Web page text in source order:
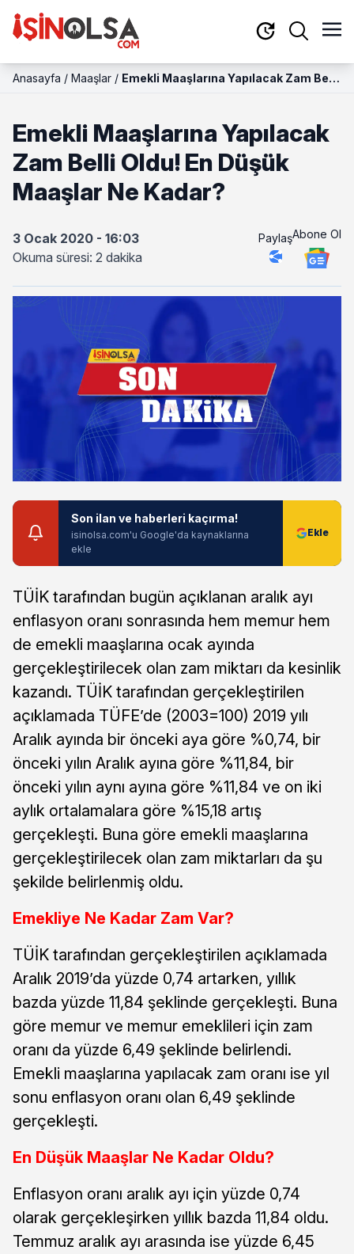
Anasayfa / Maaşlar / Emekli Maaşlarına Yapılacak Zam Belli
Emekli Maaşlarına Yapılacak
Zam Belli Oldu! En Düşük
Maaşlar Ne Kadar?
3 Ocak 2020 - 16:03
Okuma süresi: 2 dakika
PaylaşAbone Ol
Son ilan ve haberleri kaçırma!
isinolsa.com'u Google'da kaynaklarına
ekle
TÜİK tarafından bugün açıklanan aralık ayı
enflasyon oranı sonrasında hem memur hem
de emekli maaşlarına ocak ayında
gerçekleştirilecek olan zam miktarı da kesinlik
kazandı. TÜİK tarafından gerçekleştirilen
açıklamada TÜFE’de (2003=100) 2019 yılı
Aralık ayında bir önceki aya göre %0,74, bir
önceki yılın Aralık ayına göre %11,84, bir
önceki yılın aynı ayına göre %11,84 ve on iki
aylık ortalamalara göre %15,18 artış
gerçekleşti. Buna göre emekli maaşlarına
gerçekleştirilecek olan zam miktarları da şu
şekilde belirlenmiş oldu.
Emekliye Ne Kadar Zam Var?
TÜİK tarafından gerçekleştirilen açıklamada
Aralık 2019’da yüzde 0,74 artarken, yıllık
bazda yüzde 11,84 şeklinde gerçekleşti. Buna
göre memur ve memur emeklileri için zam
oranı da yüzde 6,49 şeklinde belirlendi.
Emekli maaşlarına yapılacak zam oranı ise yıl
sonu enflasyon oranı olan 6,49 şeklinde
gerçekleşti.
En Düşük Maaşlar Ne Kadar Oldu?
Enflasyon oranı aralık ayı için yüzde 0,74
olarak gerçekleşirken yıllık bazda 11,84 oldu.
Temmuz aralık ayı arasında ise yüzde 6,45